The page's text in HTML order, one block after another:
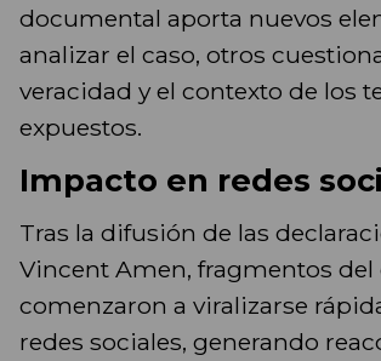
documental aporta nuevos
analizar el caso, otros
veracidad y el contexto de los
expuestos.
Impacto en redes
Tras la difusión de las
Vincent Amen, fragmentos
comenzaron a viralizarse
redes sociales, generando